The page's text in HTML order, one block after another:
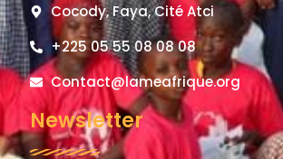
Cocody, Faya, Cité Atci
+225 05 55 08 08 08
Contact@lameafrique.org
Newsletter